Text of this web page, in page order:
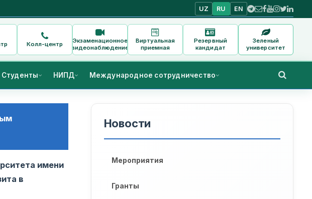
UZ RU EN
Колл-центр
Экзаменационное
видеонаблюдение
Виртуальная
приемная
Резервный
кандидат
Зеленый
университет
Студенты НИПД Международное сотрудничество
имени
в
Новости
Мероприятия
Гранты